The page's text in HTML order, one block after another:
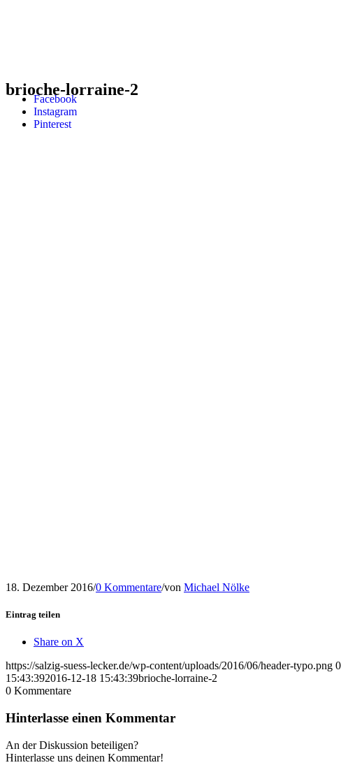
Facebook
Instagram
Pinterest
brioche-lorraine-2
18. Dezember 2016/0 Kommentare/von Michael Nölke
Eintrag teilen
Share on X
https://salzig-suess-lecker.de/wp-content/uploads/2016/06/header-typo.png 0
15:43:392016-12-18 15:43:39brioche-lorraine-2
0 Kommentare
Hinterlasse einen Kommentar
An der Diskussion beteiligen?
Hinterlasse uns deinen Kommentar!